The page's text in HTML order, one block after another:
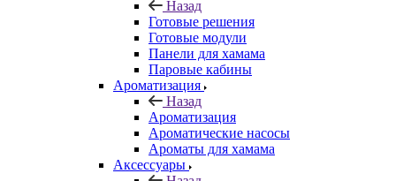
Назад
Готовые решения
Готовые модули
Панели для хамама
Паровые кабины
Ароматизация
Назад
Ароматизация
Ароматические насосы
Ароматы для хамама
Аксессуары